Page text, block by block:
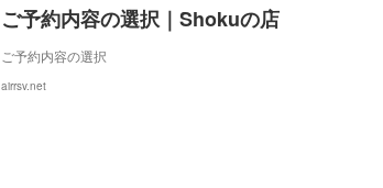
ご予約内容の選択｜Shokuの店
ご予約内容の選択
airrsv.net